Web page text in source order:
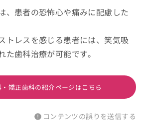
、患者の恐怖心や痛みに配慮した
トレスを感じる患者には、笑気吸
た歯科治療が可能です。
・矯正歯科の紹介ページはこちら
コンテンツの誤りを送信する